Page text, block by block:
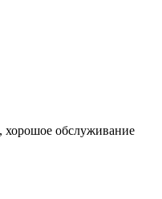
хорошое обслуживание